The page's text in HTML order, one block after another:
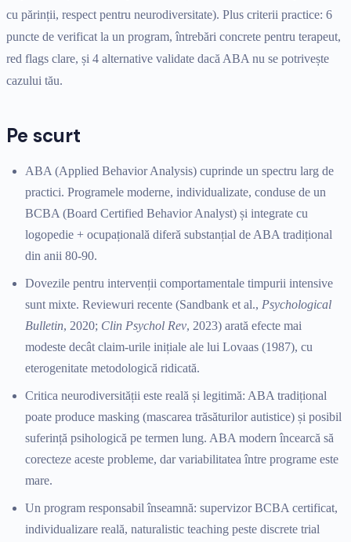
cu părinții, respect pentru neurodiversitate). Plus criterii practice: 6
puncte de verificat la un program, întrebări concrete pentru terapeut,
red flags clare, și 4 alternative validate dacă ABA nu se potrivește
cazului tău.
Pe scurt
ABA (Applied Behavior Analysis) cuprinde un spectru larg de
practici. Programele moderne, individualizate, conduse de un
BCBA (Board Certified Behavior Analyst) și integrate cu
logopedie + ocupațională diferă substanțial de ABA tradițional
din anii 80-90.
Dovezile pentru intervenții comportamentale timpurii intensive
sunt mixte. Reviewuri recente (Sandbank et al., Psychological
Bulletin, 2020; Clin Psychol Rev, 2023) arată efecte mai
modeste decât claim-urile inițiale ale lui Lovaas (1987), cu
eterogenitate metodologică ridicată.
Critica neurodiversității este reală și legitimă: ABA tradițional
poate produce masking (mascarea trăsăturilor autistice) și posibil
suferință psihologică pe termen lung. ABA modern încearcă să
corecteze aceste probleme, dar variabilitatea între programe este
mare.
Un program responsabil înseamnă: supervizor BCBA certificat,
individualizare reală, naturalistic teaching peste discrete trial